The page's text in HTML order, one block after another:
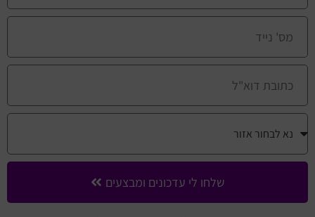
שלחו לי עדכונים ומבצעים